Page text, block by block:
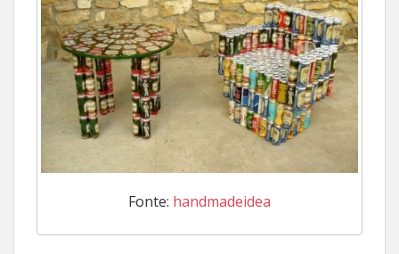
Fonte: handmadeidea